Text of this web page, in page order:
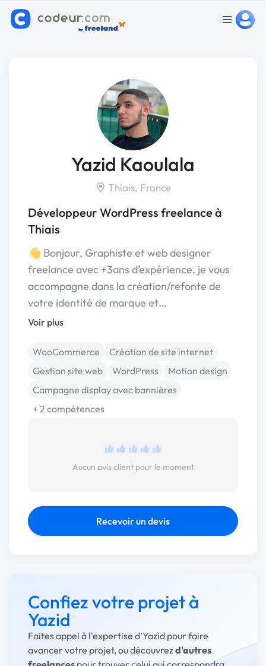
Yazid Kaoulala
Thiais, France
Développeur WordPress freelance à
Thiais
👋 Bonjour, Graphiste et web designer
freelance avec +3ans d’expérience, je vous
accompagne dans la création/refonte de
votre identité de marque et…
Voir plus
WooCommerce
Création de site internet
Gestion site web
WordPress
Motion design
Campagne display avec bannières
+ 2 compétences
Aucun avis client pour le moment
Recevoir un devis
Confiez votre projet à
Yazid
Faites appel à l'expertise d’Yazid pour faire
avancer votre projet, ou découvrezd'autres